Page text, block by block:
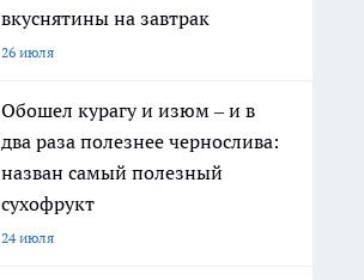
вкуснятины на завтрак
26 июля
Обошел курагу и изюм – и в
два раза полезнее чернослива:
назван самый полезный
сухофрукт
24 июля